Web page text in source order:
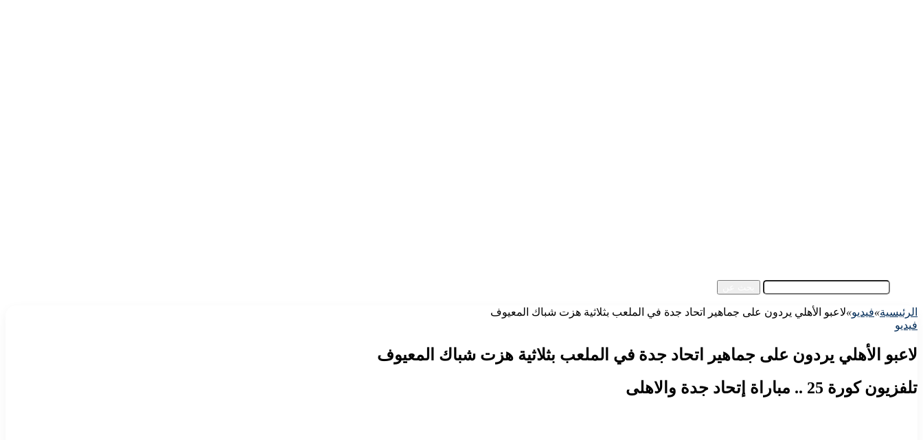
الرئيسية»فيديو»لاعبو الأهلي يردون على جماهير اتحاد جدة في الملعب بثلاثية هزت شباك المعيوف
فيديو
لاعبو الأهلي يردون على جماهير اتحاد جدة في الملعب بثلاثية هزت شباك المعيوف
تلفزيون كورة 25 .. مباراة إتحاد جدة والاهلى